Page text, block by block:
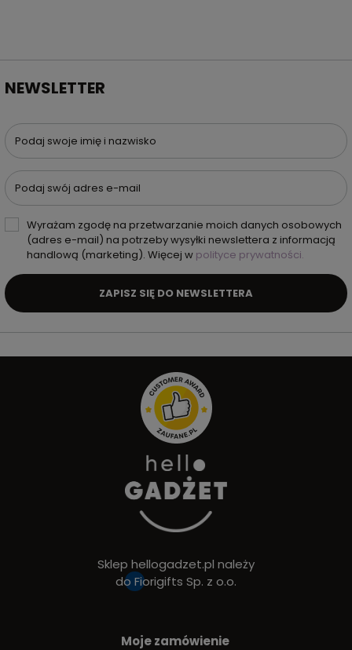
NEWSLETTER
Podaj swoje imię i nazwisko
Podaj swój adres e-mail
Wyrażam zgodę na przetwarzanie moich danych osobowych
(adres e-mail) na potrzeby wysyłki newslettera z informacją
handlową (marketing). Więcej w polityce prywatności.
ZAPISZ SIĘ DO NEWSLETTERA
Sklep hellogadzet.pl należy
do Fiorigifts Sp. z o.o.
Moje zamówienie